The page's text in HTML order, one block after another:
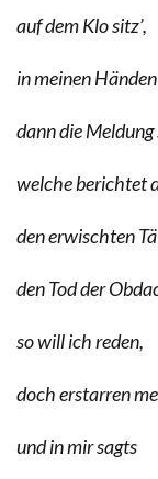
auf dem Klo sitz’,
in meinen
dann die Meldung
welche berichtet
den erwischten
den Tod der
so will ich reden,
doch erstarren
und in mir sagts